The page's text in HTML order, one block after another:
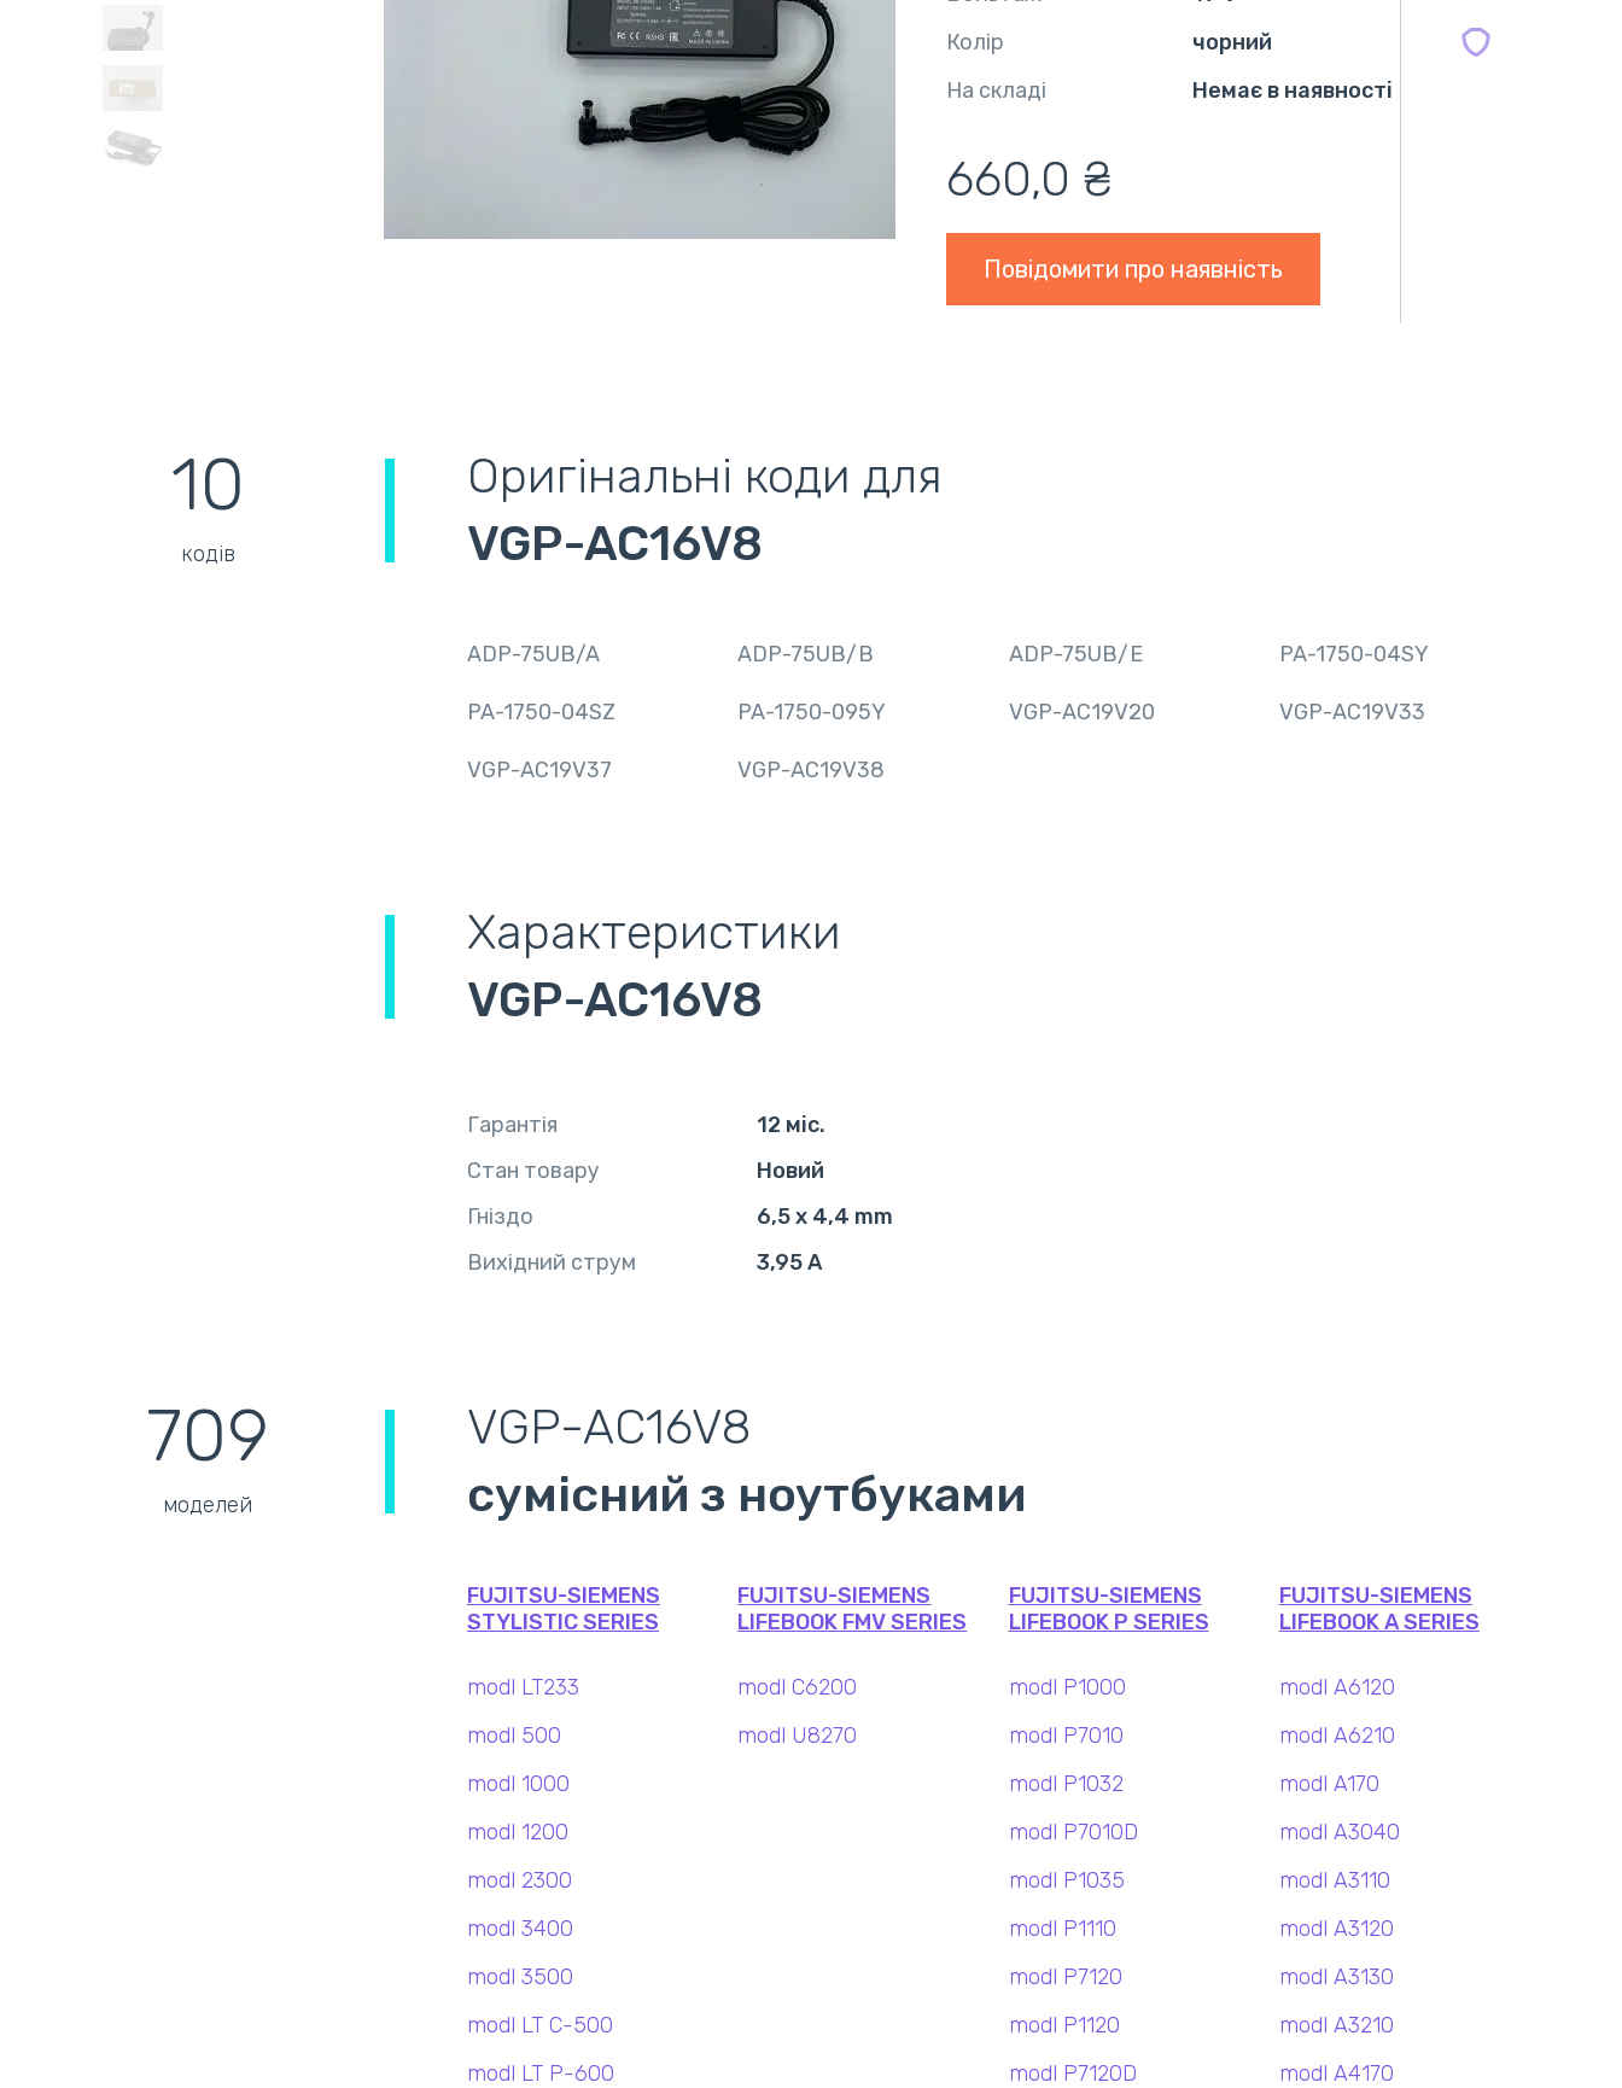
Колір
чорний
На складі
Немає в наявності
660,0 ₴
Повідомити про наявність
10
кодів
Оригінальні коди для
VGP-AC16V8
ADP-75UB/A ADP-75UB/B ADP-75UB/E PA-1750-04SY
PA-1750-04SZ PA-1750-095Y VGP-AC19V20 VGP-AC19V33
VGP-AC19V37 VGP-AC19V38
Характеристики
VGP-AC16V8
Гарантія
12 міс.
Стан товару
Новий
Гніздо
6,5 x 4,4 mm
Вихідний струм
3,95 А
709
моделей
VGP-AC16V8
сумісний з ноутбуками
FUJITSU-SIEMENS
STYLISTIC SERIES
modl LT233
modl 500
modl 1000
modl 1200
modl 2300
modl 3400
modl 3500
modl LT C-500
modl LT P-600
FUJITSU-SIEMENS
LIFEBOOK FMV SERIES
modl C6200
modl U8270
FUJITSU-SIEMENS
LIFEBOOK P SERIES
modl P1000
modl P7010
modl P1032
modl P7010D
modl P1035
modl P1110
modl P7120
modl P1120
modl P7120D
FUJITSU-SIEMENS
LIFEBOOK A SERIES
modl A6120
modl A6210
modl A170
modl A3040
modl A3110
modl A3120
modl A3130
modl A3210
modl A4170